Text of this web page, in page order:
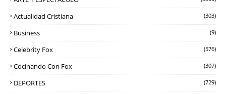
Actualidad Cristiana (303)
Business (9)
Celebrity Fox (576)
Cocinando Con Fox (307)
DEPORTES (729)